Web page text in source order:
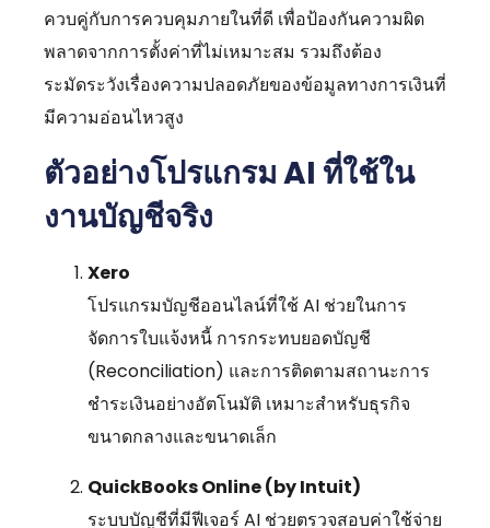
ควบคู่กับการควบคุมภายในที่ดี เพื่อป้องกันความผิด
พลาดจากการตั้งค่าที่ไม่เหมาะสม รวมถึงต้อง
ระมัดระวังเรื่องความปลอดภัยของข้อมูลทางการเงินที่
มีความอ่อนไหวสูง
ตัวอย่างโปรแกรม AI ที่ใช้ใน
งานบัญชีจริง
Xero
โปรแกรมบัญชีออนไลน์ที่ใช้ AI ช่วยในการ
จัดการใบแจ้งหนี้ การกระทบยอดบัญชี
(Reconciliation) และการติดตามสถานะการ
ชำระเงินอย่างอัตโนมัติ เหมาะสำหรับธุรกิจ
ขนาดกลางและขนาดเล็ก
QuickBooks Online (by Intuit)
ระบบบัญชีที่มีฟีเจอร์ AI ช่วยตรวจสอบค่าใช้จ่าย